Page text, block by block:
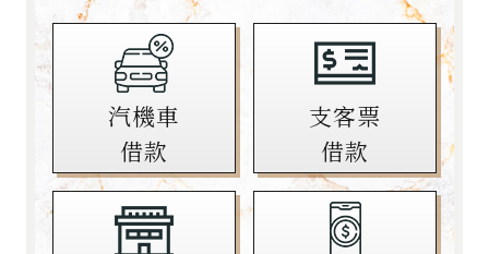
汽機車
借款
支客票
借款